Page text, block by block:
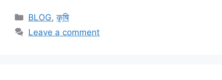
BLOG,कृषि
Leave a comment